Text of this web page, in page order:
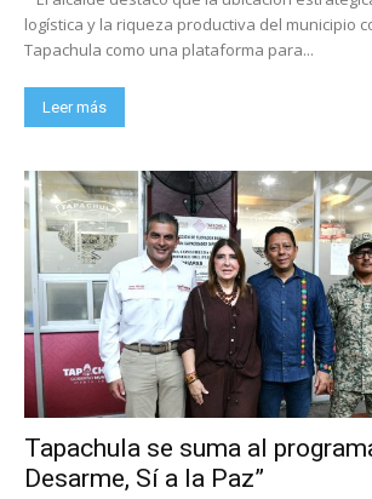
logística y la riqueza productiva del municipio
Tapachula como una plataforma para...
Leer más
Tapachula se suma al
Desarme, Sí a la Paz”